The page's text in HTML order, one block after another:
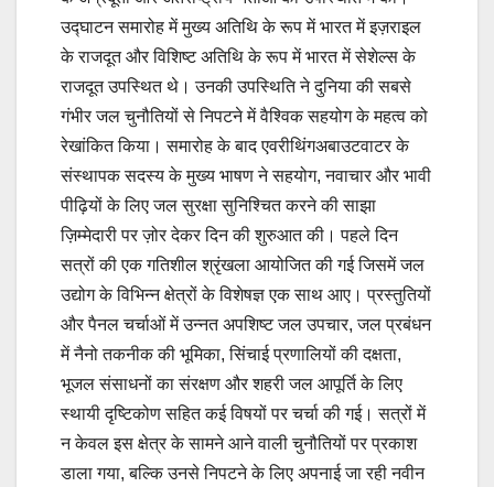
उद्घाटन समारोह में मुख्य अतिथि के रूप में भारत में इज़राइल
के राजदूत और विशिष्ट अतिथि के रूप में भारत में सेशेल्स के
राजदूत उपस्थित थे। उनकी उपस्थिति ने दुनिया की सबसे
गंभीर जल चुनौतियों से निपटने में वैश्विक सहयोग के महत्व को
रेखांकित किया। समारोह के बाद एवरीथिंगअबाउटवाटर के
संस्थापक सदस्य के मुख्य भाषण ने सहयोग, नवाचार और भावी
पीढ़ियों के लिए जल सुरक्षा सुनिश्चित करने की साझा
ज़िम्मेदारी पर ज़ोर देकर दिन की शुरुआत की। पहले दिन
सत्रों की एक गतिशील श्रृंखला आयोजित की गई जिसमें जल
उद्योग के विभिन्न क्षेत्रों के विशेषज्ञ एक साथ आए। प्रस्तुतियों
और पैनल चर्चाओं में उन्नत अपशिष्ट जल उपचार, जल प्रबंधन
में नैनो तकनीक की भूमिका, सिंचाई प्रणालियों की दक्षता,
भूजल संसाधनों का संरक्षण और शहरी जल आपूर्ति के लिए
स्थायी दृष्टिकोण सहित कई विषयों पर चर्चा की गई। सत्रों में
न केवल इस क्षेत्र के सामने आने वाली चुनौतियों पर प्रकाश
डाला गया, बल्कि उनसे निपटने के लिए अपनाई जा रही नवीन